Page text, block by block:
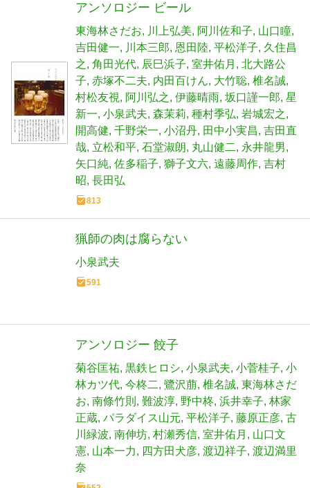
アンソロジー ビール
東海林さだお 川上弘美 阿川佐和子 山口瞳
吉田健一
川本三郎 恩田陸 平松洋子 久住昌
之 角田光代 辰巳浜子 室井佑月
北大路公
子 赤塚不二夫 内田百けん 大竹聡 椎名誠
村松友視
阿川弘之 伊藤晴雨 坂口謹一郎 星
新一 小泉武夫 森茉莉 種村季弘 岩城宏之
開高健 千野栄一 小沼丹 田中小実昌 吉田直
哉 立松和平 石堂淑朗 丸山健二
永井龍男
矢口純 佐多稲子 獅子文六 遠藤周作 吉村
昭 長田弘
813
猟師の肉は腐らない
小泉武夫
591
アンソロジー 餃子
菊谷匡祐 黒鉄ヒロシ 小泉武夫 小菅桂子 小
林カツ代 今柊二 鷺沢萠 椎名誠 東海林さだ
お 南條竹則 難波淳 野中柊 浜井幸子 林家
正蔵 パラダイス山元 平松洋子 藤原正彦 古
川緑波 南伸坊 村瀬秀信 室井佑月
山口文
憲 山本一力 四方田犬彦 渡辺祥子 渡辺満里
奈